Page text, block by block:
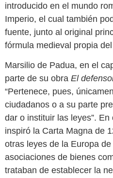
introducido en el mundo
Imperio, el cual también
fuente, junto al original
fórmula medieval propia
Marsilio de Padua, en el
parte de su obra El
“Pertenece, pues,
ciudadanos o a su parte
dar o instituir las leyes”.
inspiró la Carta Magna de
otras leyes de la Europa
asociaciones de bienes
trataban de establecer la